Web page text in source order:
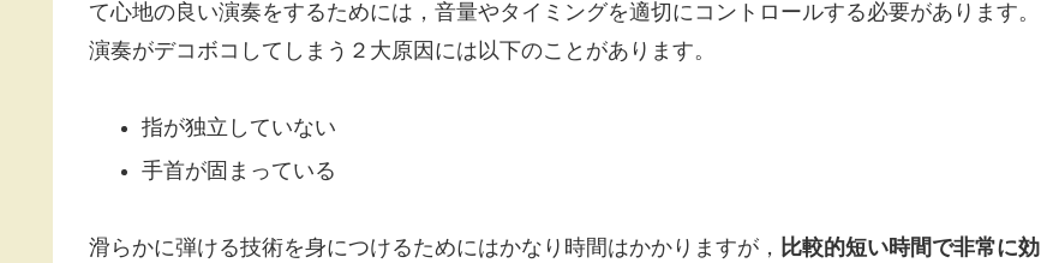
て心地の良い演奏をするためには，音量やタイミングを適切にコントロールする必要があります。
演奏がデコボコしてしまう２大原因には以下のことがあります。
指が独立していない
手首が固まっている
滑らかに弾ける技術を身につけるためにはかなり時間はかかりますが， 比較的短い時間で非常に効